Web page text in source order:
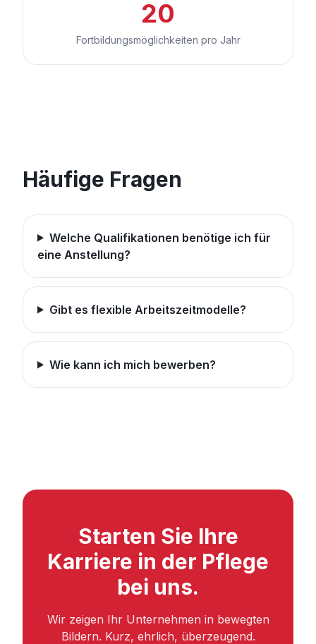
20
Fortbildungsmöglichkeiten pro Jahr
Häufige Fragen
Welche Qualifikationen benötige ich für
eine Anstellung?
Gibt es flexible Arbeitszeitmodelle?
Wie kann ich mich bewerben?
Starten Sie Ihre
Karriere in der Pflege
bei uns.
Wir zeigen Ihr Unternehmen in bewegten
Bildern. Kurz, ehrlich, überzeugend.